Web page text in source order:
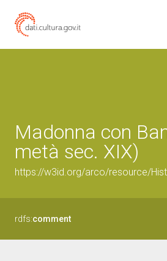
Madonna con
metà sec. XIX)
https://w3id.org/arco/resource/
rdfs:comment